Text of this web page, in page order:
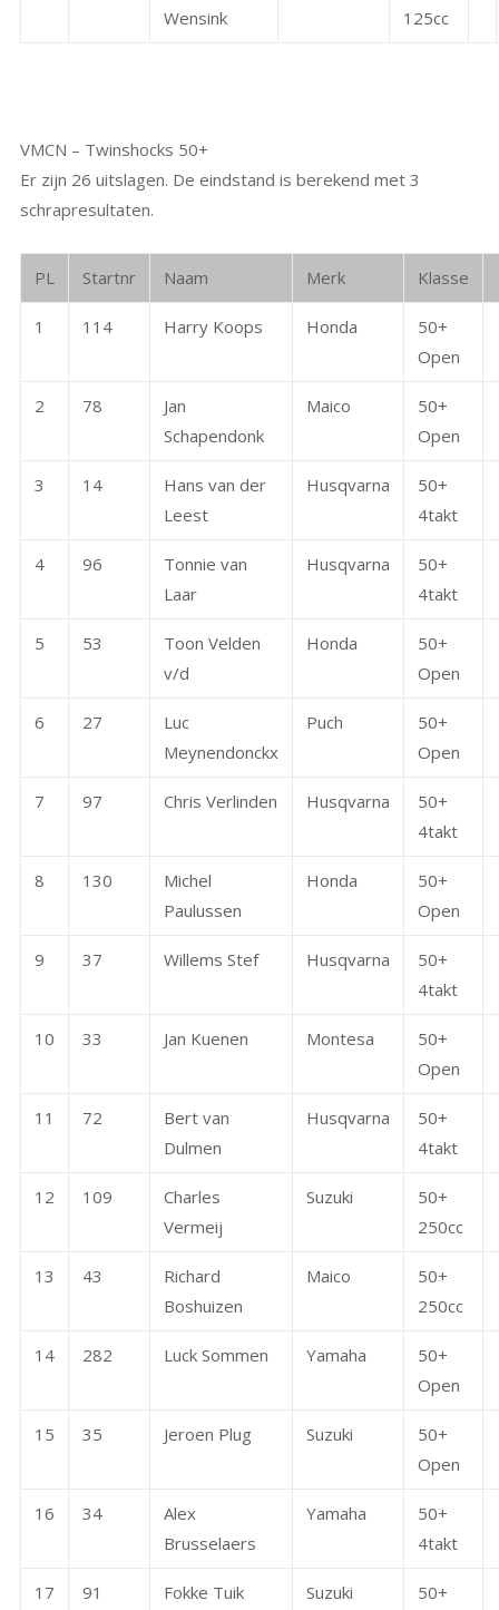
Wensink
125cc
VMCN – Twinshocks 50+
Er zijn 26 uitslagen. De eindstand is berekend met 3
schrapresultaten.
PL Startnr Naam Merk Klasse
1 114 Harry Koops Honda
50+
Open
2 78
Jan
Schapendonk
Maico
50+
Open
3 14
Hans van der
Leest
Husqvarna
50+
4takt
4 96
Tonnie van
Laar
Husqvarna
50+
4takt
5 53
Toon Velden
v/d
Honda
50+
Open
6 27
Luc
Meynendonckx
Puch
50+
Open
7 97 Chris Verlinden Husqvarna
50+
4takt
8 130
Michel
Paulussen
Honda
50+
Open
9 37 Willems Stef Husqvarna
50+
4takt
10 33 Jan Kuenen Montesa
50+
Open
11 72
Bert van
Dulmen
Husqvarna
50+
4takt
12 109
Charles
Vermeij
Suzuki
50+
250cc
13 43
Richard
Boshuizen
Maico
50+
250cc
14 282 Luck Sommen Yamaha
50+
Open
15 35 Jeroen Plug Suzuki
50+
Open
16 34
Alex
Brusselaers
Yamaha
50+
4takt
17 91 Fokke Tuik Suzuki
50+